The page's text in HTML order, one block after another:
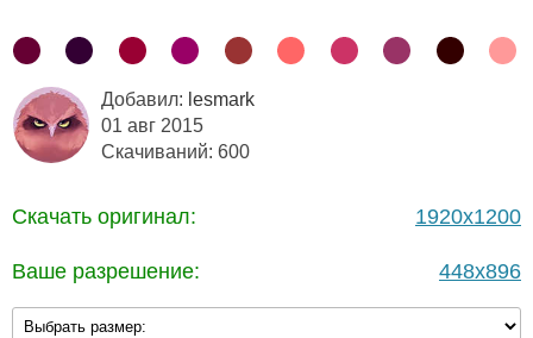
Добавил: lesmark
01 авг 2015
Скачиваний: 600
Скачать оригинал: 1920x1200
Ваше разрешение: 448x896